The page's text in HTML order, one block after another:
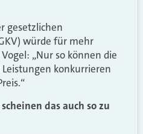
gesetzlichen
würde für mehr
„Nur so können die
Leistungen konkurrieren
das auch so zu